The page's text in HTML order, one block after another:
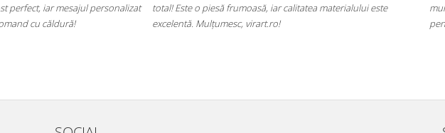
perfect, iar mesajul personalizat
cu căldură!
total! Este o piesă frumoasă, iar calitatea materialului este
excelentă. Mulțumesc, virart.ro!